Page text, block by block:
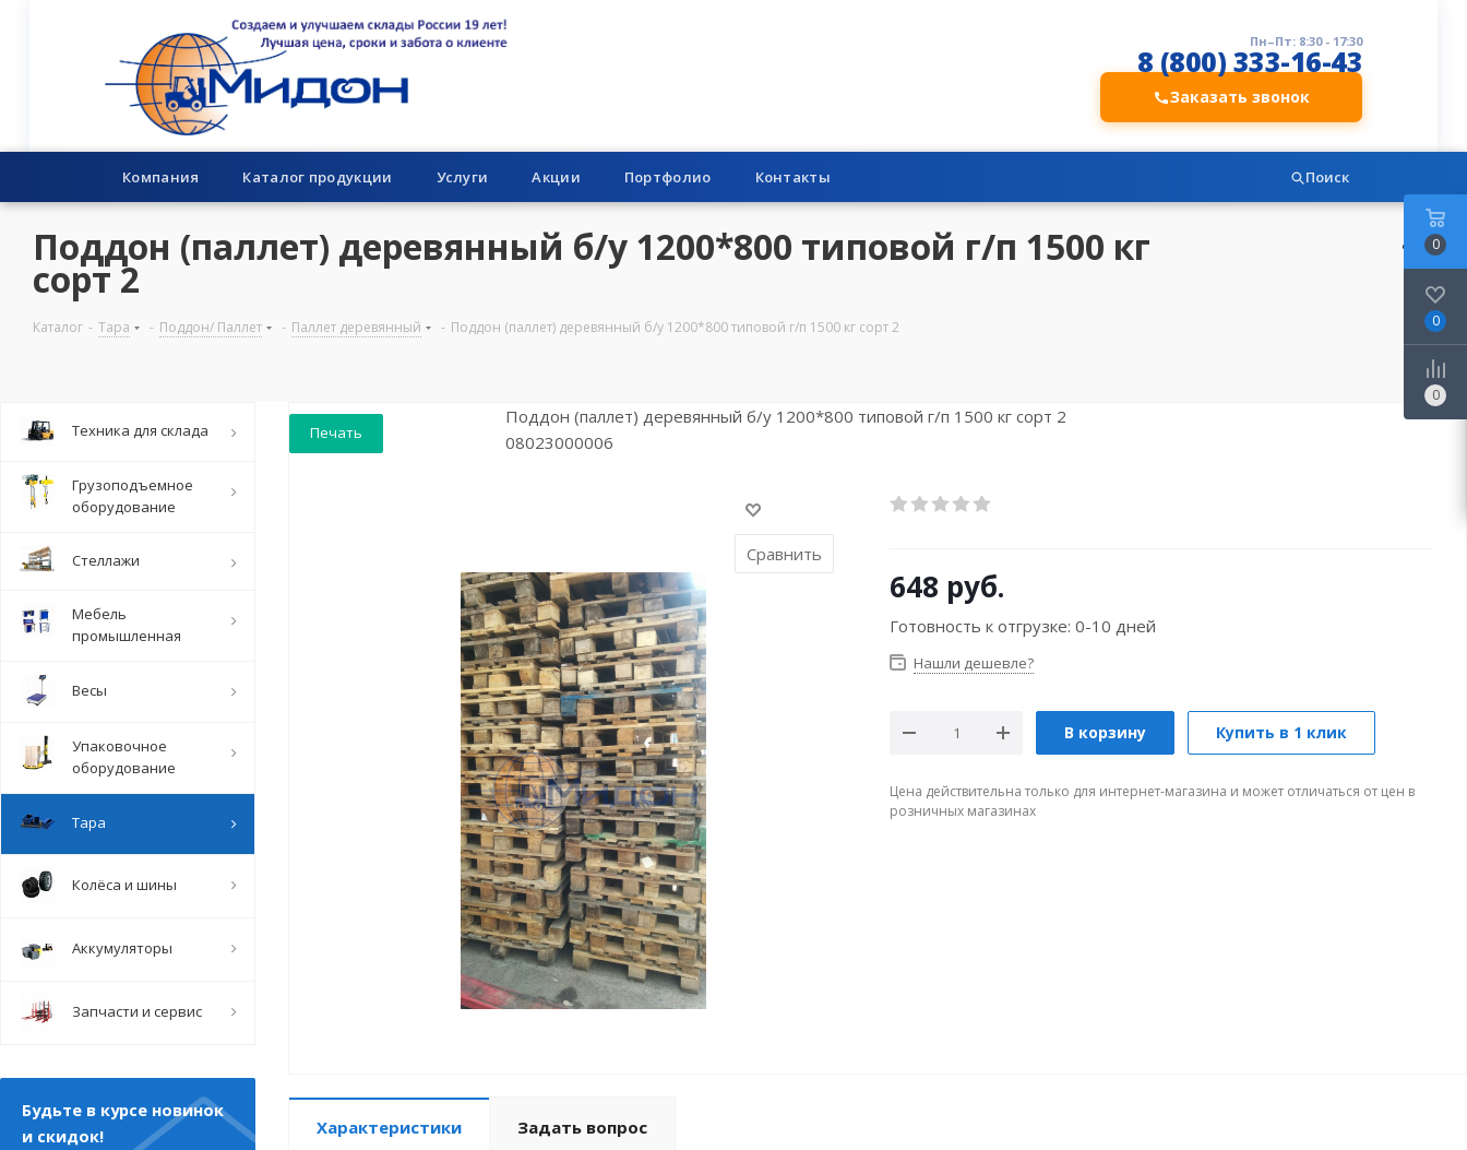
Пн–Пт: 8:30 - 17:30
8 (800) 333-16-43
Заказать звонок
Компания Каталог продукции Услуги Акции Портфолио Контакты Поиск
Поддон (паллет) деревянный б/у 1200*800 типовой г/п 1500 кг
сорт 2
Каталог - Тара - Поддон/ Паллет - Паллет деревянный - Поддон (паллет) деревянный б/у 1200*800 типовой г/п 1500 кг сорт 2
Печать
Поддон (паллет) деревянный б/у 1200*800 типовой г/п 1500 кг сорт 2
08023000006
Сравнить
648 руб.
Готовность к отгрузке: 0-10 дней
Нашли дешевле?
В корзину Купить в 1 клик
Цена действительна только для интернет-магазина и может отличаться от цен в
розничных магазинах
Характеристики Задать вопрос
Техника для склада
Грузоподъемное
оборудование
Стеллажи
Мебель
промышленная
Весы
Упаковочное
оборудование
Тара
Колёса и шины
Аккумуляторы
Запчасти и сервис
Будьте в курсе новинок
и скидок!
0
0
0